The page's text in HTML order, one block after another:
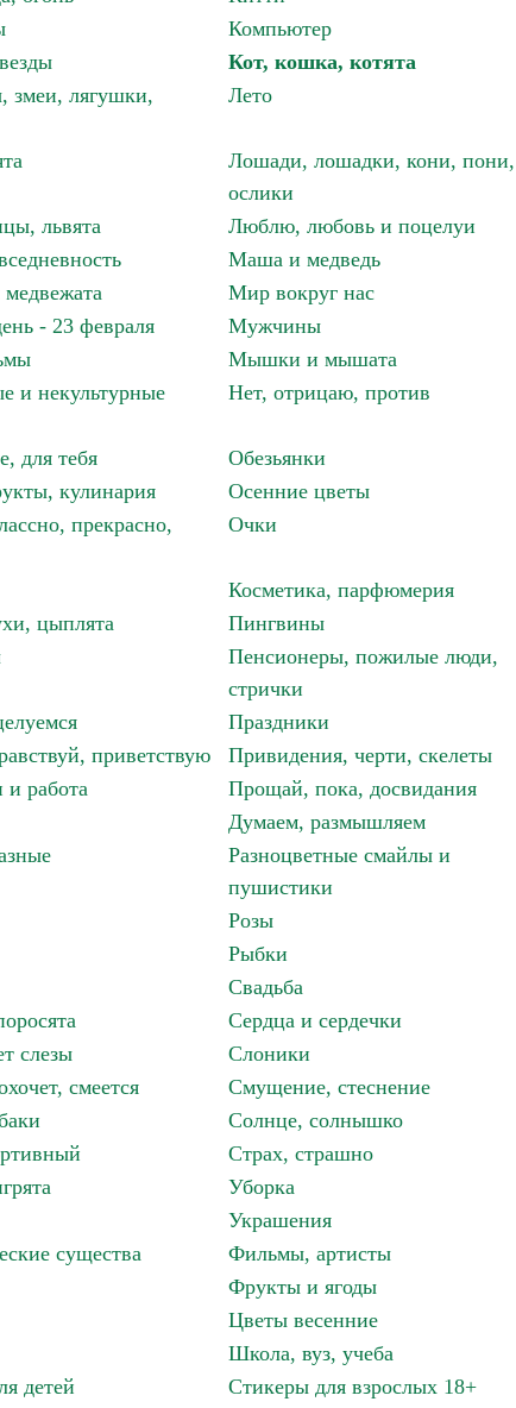
Компьютер
Кот, кошка, котята
змеи, лягушки,
Лето
Лошади, лошадки, кони, пони,
ослики
львята
Люблю, любовь и поцелуи
Маша и медведь
Мир вокруг нас
- 23 февраля
Мужчины
Мышки и мышата
и некультурные Нет, отрицаю, против
для тебя
Обезьянки
кулинария
Осенние цветы
прекрасно,
Очки
Косметика, парфюмерия
цыплята
Пингвины
Пенсионеры, пожилые люди,
стрички
Праздники
приветствую
Привидения, черти, скелеты
работа
Прощай, пока, досвидания
Думаем, размышляем
Разноцветные смайлы и
пушистики
Розы
Рыбки
Свадьба
Сердца и сердечки
слезы
Слоники
смеется
Смущение, стеснение
Солнце, солнышко
Страх, страшно
Уборка
Украшения
существа
Фильмы, артисты
Фрукты и ягоды
Цветы весенние
Школа, вуз, учеба
детей Стикеры для взрослых 18+